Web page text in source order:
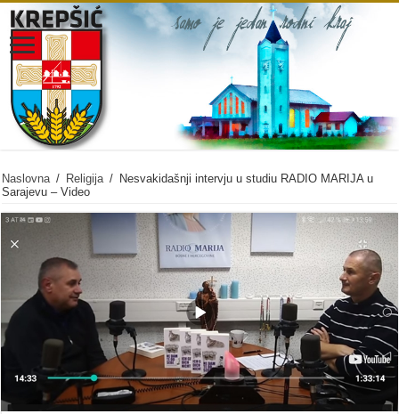
Naslovna / Religija / Nesvakidašnji intervju u studiu RADIO MARIJA u
Sarajevu – Video